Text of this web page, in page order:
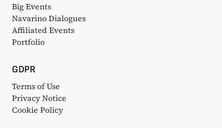
Big Events
Navarino Dialogues
Affiliated Events
Portfolio
GDPR
Terms of Use
Privacy Notice
Cookie Policy